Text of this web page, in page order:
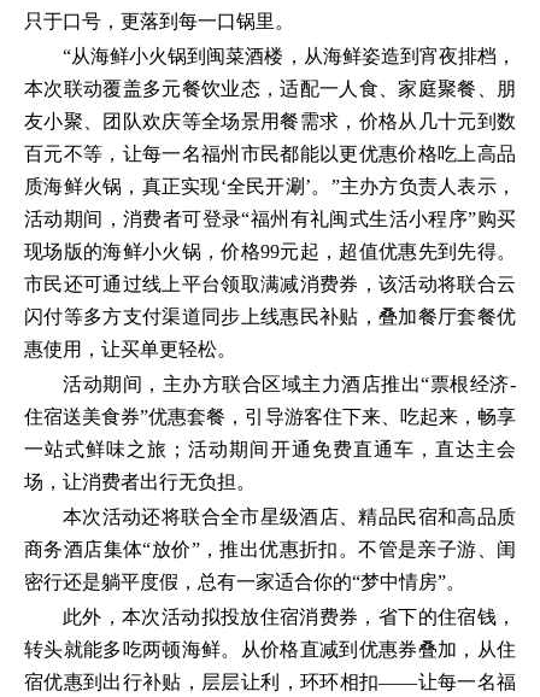
只于口号，更落到每一口锅里。
“从海鲜小火锅到闽菜酒楼，从海鲜姿造到宵夜排档，
本次联动覆盖多元餐饮业态，适配一人食、家庭聚餐、朋
友小聚、团队欢庆等全场景用餐需求，价格从几十元到数
百元不等，让每一名福州市民都能以更优惠价格吃上高品
质海鲜火锅，真正实现‘全民开涮’。”主办方负责人表示，
活动期间，消费者可登录“福州有礼闽式生活小程序”购买
现场版的海鲜小火锅，价格99元起，超值优惠先到先得。
市民还可通过线上平台领取满减消费券，该活动将联合云
闪付等多方支付渠道同步上线惠民补贴，叠加餐厅套餐优
惠使用，让买单更轻松。
活动期间，主办方联合区域主力酒店推出“票根经济-
住宿送美食券”优惠套餐，引导游客住下来、吃起来，畅享
一站式鲜味之旅；活动期间开通免费直通车，直达主会
场，让消费者出行无负担。
本次活动还将联合全市星级酒店、精品民宿和高品质
商务酒店集体“放价”，推出优惠折扣。不管是亲子游、闺
密行还是躺平度假，总有一家适合你的“梦中情房”。
此外，本次活动拟投放住宿消费券，省下的住宿钱，
转头就能多吃两顿海鲜。从价格直减到优惠券叠加，从住
宿优惠到出行补贴，层层让利，环环相扣——让每一名福